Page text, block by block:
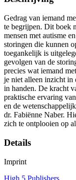
Gedrag van iemand
te begrijpen. Dit boek
mensen met autisme
storingen die kunnen
toegankelijk is
gevolgen van de
precies wat iemand
je niet alleen inzicht in
in handen. De kracht
praktische ervaring
en de
dr. Fabiënne Naber.
zich te ontplooien op
Details
Imprint
High 5 Publishers